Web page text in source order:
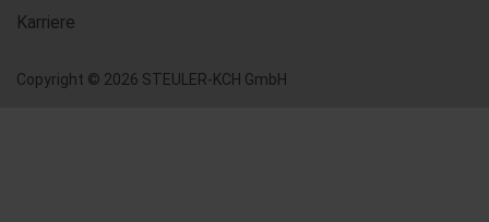
Karriere
Copyright © 2026 STEULER-KCH GmbH